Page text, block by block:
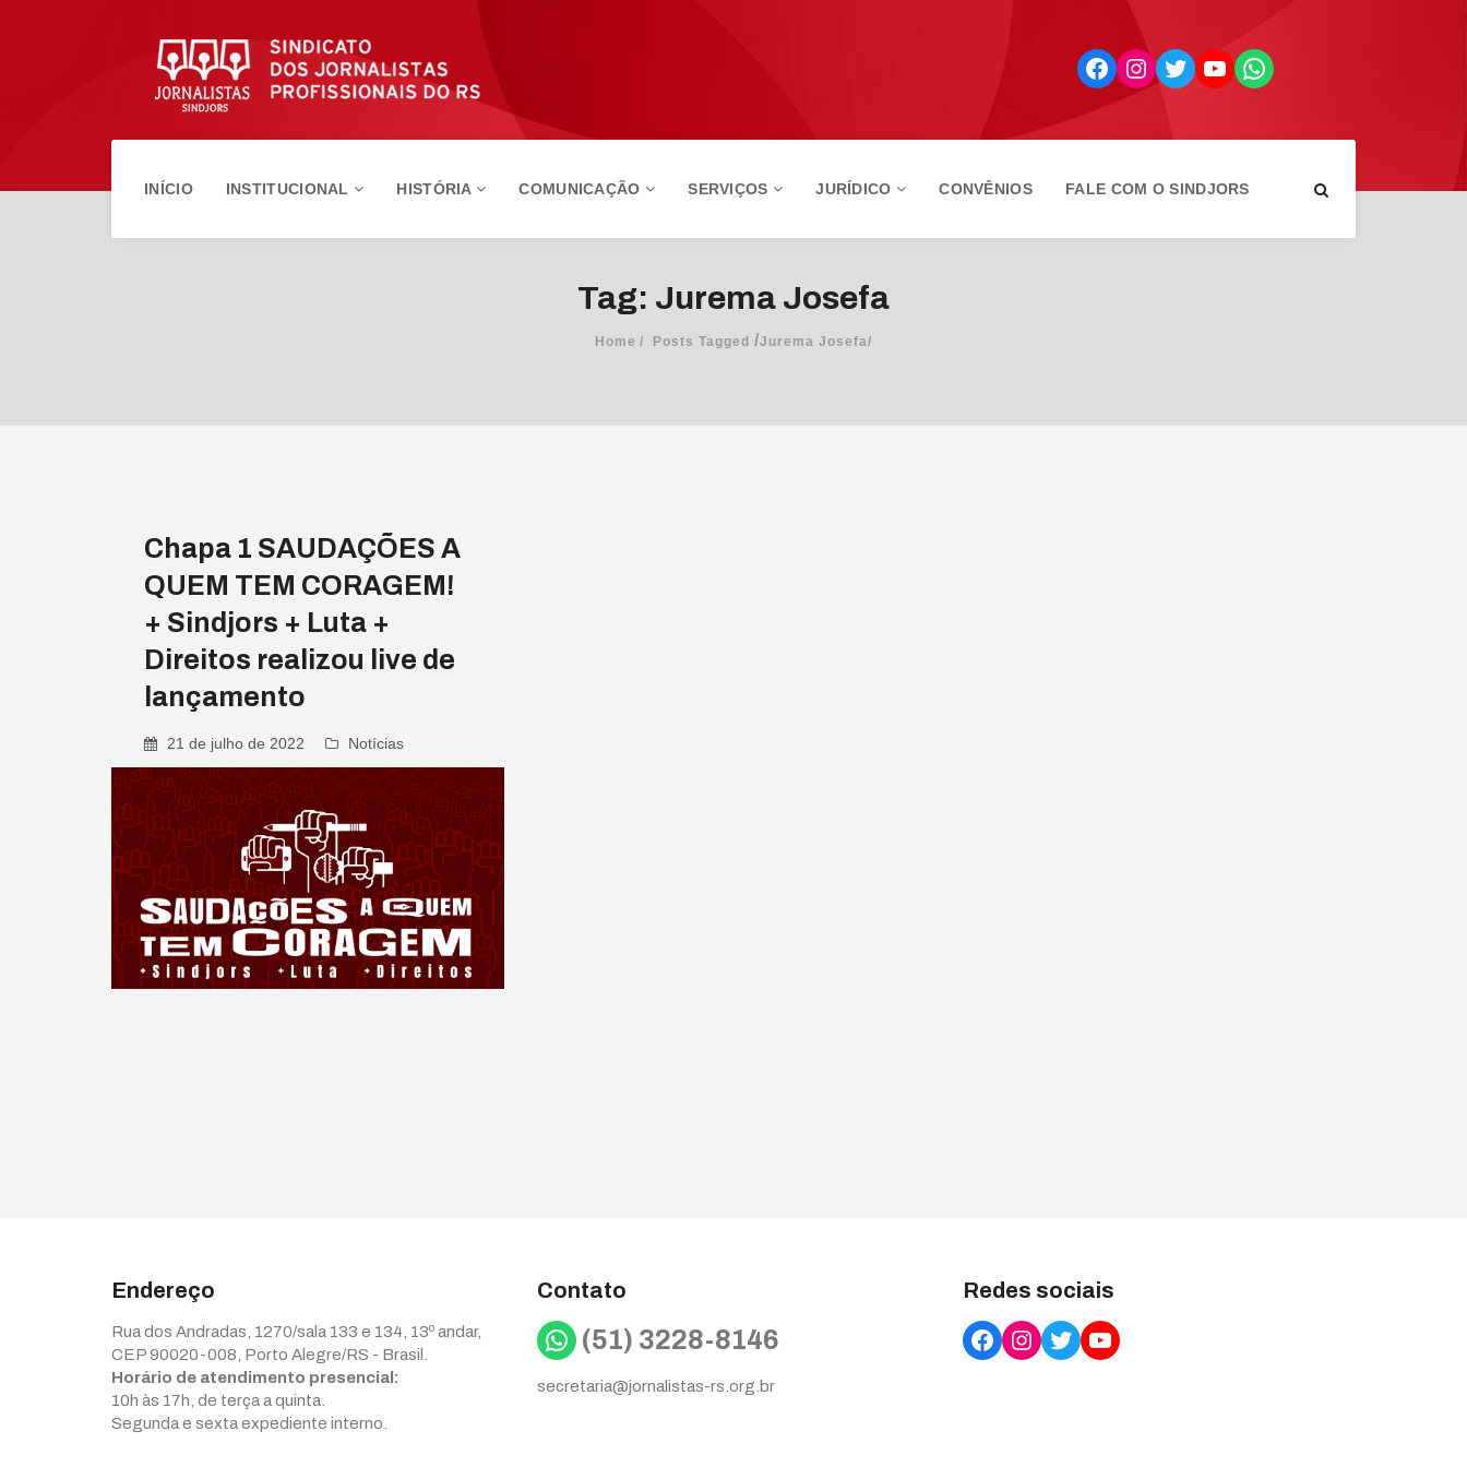
FacebookInstagram
TwitterYouTubeWhatsApp
INÍCIO INSTITUCIONAL HISTÓRIA COMUNICAÇÃO SERVIÇOS JURÍDICO CONVÊNIOS FALE COM O SINDJORS
Tag: Jurema Josefa
Home Posts Tagged /Jurema Josefa/
Chapa 1 SAUDAÇÕES A
QUEM TEM CORAGEM!
+ Sindjors + Luta +
Direitos realizou live de
lançamento
21 de julho de 2022 Notícias
Endereço
Rua dos Andradas, 1270/sala 133 e 134, 13º andar,
CEP 90020-008, Porto Alegre/RS - Brasil.
Horário de atendimento presencial:
10h às 17h, de terça a quinta.
Segunda e sexta expediente interno.
Contato
WhatsApp
(51) 3228-8146
secretaria@jornalistas-rs.org.br
Redes sociais
Facebook
Instagram
TwitterYouTube